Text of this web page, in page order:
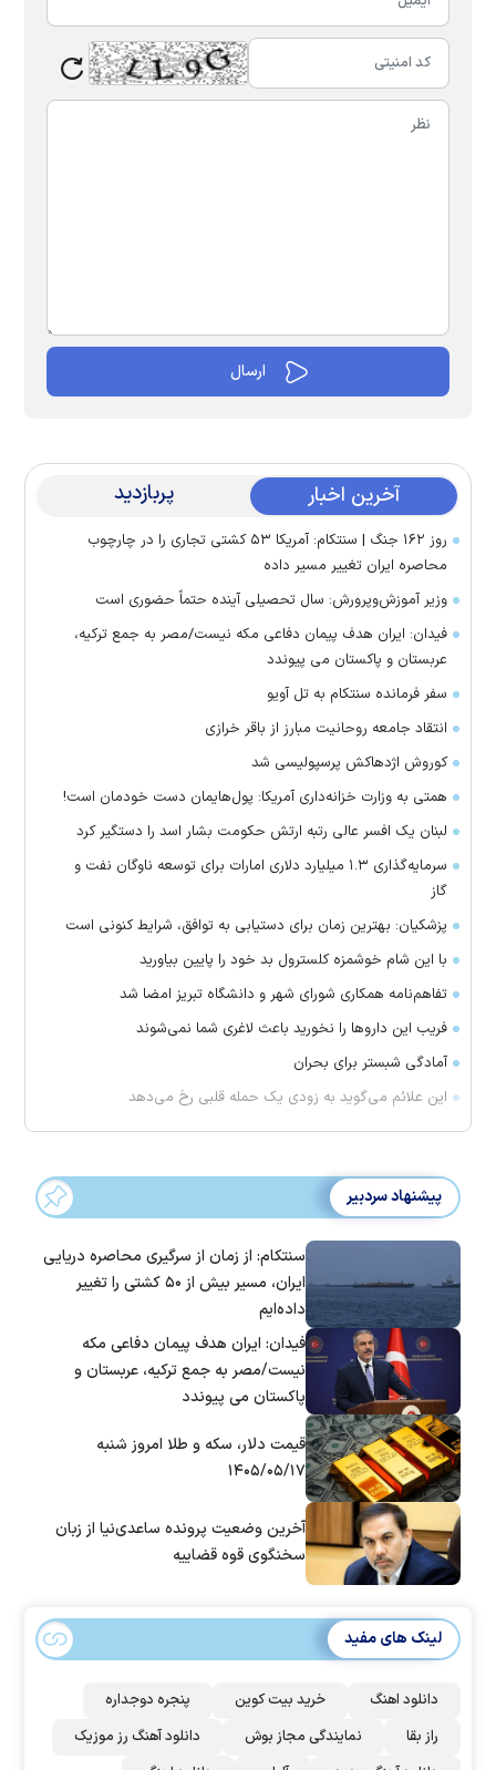
آخرین اخبار پربازدید
روز ۱۶۲ جنگ | سنتکام: آمریکا ۵۳ کشتی تجاری را در چارچوب
محاصره ایران تغییر مسیر داده
وزیر آموزش‌وپرورش: سال تحصیلی آینده حتماً حضوری است
فیدان: ایران هدف پیمان دفاعی مکه نیست/مصر به جمع ترکیه،
عربستان و پاکستان می پیوندد
سفر فرمانده سنتکام به تل آویو
انتقاد جامعه روحانیت مبارز از باقر خرازی
کوروش اژدهاکش پرسپولیسی شد
همتی به وزارت خزانه‌داری آمریکا: پول‌هایمان دست خودمان است!
لبنان یک افسر عالی رتبه ارتش حکومت بشار اسد را دستگیر کرد
سرمایه‌گذاری ۱.۳ میلیارد دلاری امارات برای توسعه ناوگان نفت و
گاز
پزشکیان: بهترین زمان برای دستیابی به توافق، شرایط کنونی است
با این شام خوشمزه کلسترول بد خود را پایین بیاورید
تفاهم‌نامه همکاری شورای شهر و دانشگاه تبریز امضا شد
فریب این دارو‌ها را نخورید باعث لاغری شما نمی‌شوند
آمادگی شبستر برای بحران
این علائم می‌گوید به زودی یک حمله قلبی رخ می‌دهد
پیشنهاد سردبیر
سنتکام: از زمان از سرگیری محاصره دریایی
ایران، مسیر بیش از ۵۰ کشتی را تغییر
داده‌ایم
فیدان: ایران هدف پیمان دفاعی مکه
نیست/مصر به جمع ترکیه، عربستان و
پاکستان می پیوندد
قیمت دلار، سکه و طلا امروز شنبه
۱۴۰۵/۰۵/۱۷
آخرین وضعیت پرونده ساعدی‌نیا از زبان
سخنگوی قوه قضاییه
لینک های مفید
دانلود اهنگ خرید بیت کوین
پنجره دوجداره
راز بقا
نمایندگی مجاز بوش
دانلود آهنگ رز‌ موزیک